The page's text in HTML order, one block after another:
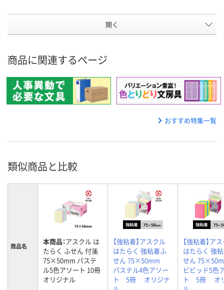
開く
商品に関連するページ
おすすめ特集一覧
類似商品と比較
商品名 本商品：アスクル は
たらく ふせん 付箋
75×50mm パステ
ル5色アソート 10冊
オリジナル
【強粘着】アスクル
はたらく 強粘着ふ
せん 75×50mm
パステル4色アソー
ト 5冊 オリジナ
【強粘着】ア
はたらく 強
せん
ビビッド5色
ト 5冊 オ